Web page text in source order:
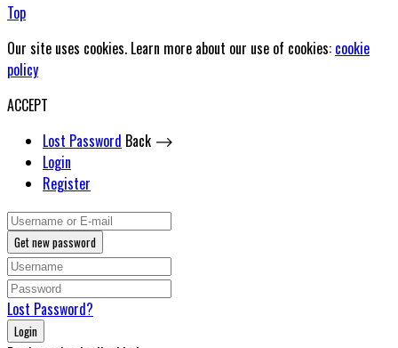
Top
Our site uses cookies. Learn more about our use of cookies: cookie
policy
ACCEPT
Lost Password Back ⟶
Login
Register
Get new password
Lost Password?
Login